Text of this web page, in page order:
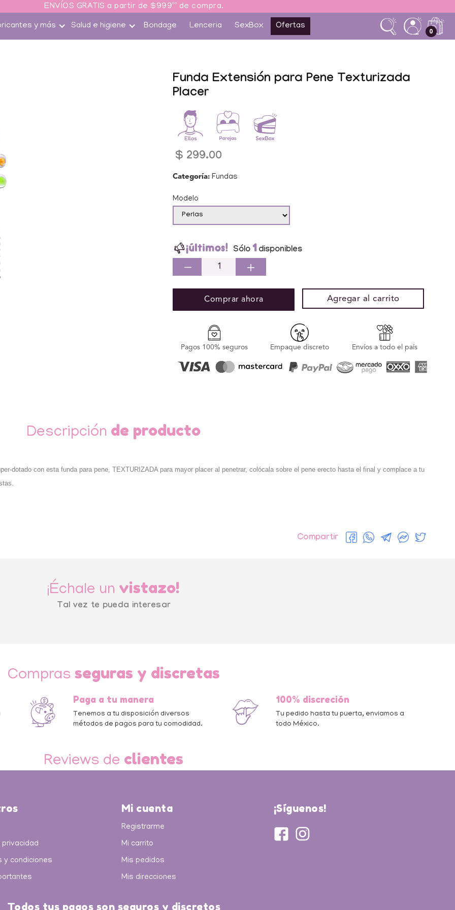
ENVÍOS GRATIS a partir de $999ºº de compra.
y más Salud e higiene Bondage Lenceria SexBox Ofertas
0
Funda Extensión para Pene Texturizada
Placer
Precio
$ 299.00
Categoría: Fundas
Modelo
Sólo 1disponibles
Reducir
cantidad
para
Funda
para
Pene
Texturizada
Placer
Aumentar
cantidad
para
Funda
Extensión
Pene
Texturizada
Placer
Comprar ahora Agregar al carrito
Pagos 100% seguros Empaque discreto Envíos a todo el país
Descripción de producto
dotado con esta funda para pene, TEXTURIZADA para mayor placer al penetrar, colócala sobre el pene erecto hasta el final y complace a tu
Compartir
¡Échale un vistazo!
Tal vez te pueda interesar
Compras seguras y discretas
Paga a tu manera
Tenemos a tu disposición diversos
métodos de pagos para tu comodidad.
100% discreción
Tu pedido hasta tu puerta, enviamos a
todo México.
Reviews de clientes
y condiciones
Mi cuenta
Registrarme
Mi carrito
Mis pedidos
Mis direcciones
¡Síguenos!
Todos tus pagos son seguros y discretos